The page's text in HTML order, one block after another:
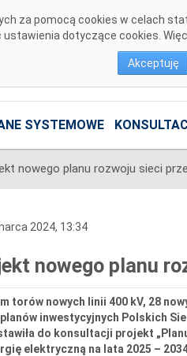
za pomocą cookies w celach
dotyczące cookies.
Akceptuję
SYSTEMOWE
2024, 13:34
nowego planu
torów nowych linii 400 kV, 28
inwestycyjnych Polskich
do konsultacji projekt
elektryczną na lata 2025 –